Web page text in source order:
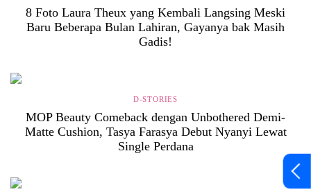
8 Foto Laura Theux yang Kembali Langsing Meski
Baru Beberapa Bulan Lahiran, Gayanya bak Masih
Gadis!
D-STORIES
MOP Beauty Comeback dengan Unbothered Demi-
Matte Cushion, Tasya Farasya Debut Nyanyi Lewat
Single Perdana